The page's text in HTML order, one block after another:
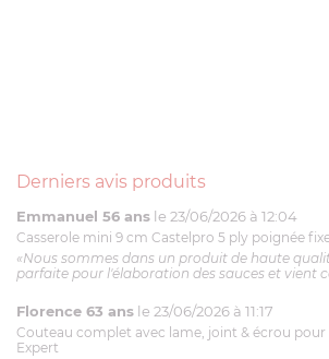
Derniers avis produits
Emmanuel 56 ans le 23/06/2026 à 12:04
Casserole mini 9 cm Castelpro 5 ply poignée
«Nous sommes dans un produit de haute
parfaite pour l'élaboration des sauces et vient
Florence 63 ans le 23/06/2026 à 11:17
Couteau complet avec lame, joint & écrou
Expert